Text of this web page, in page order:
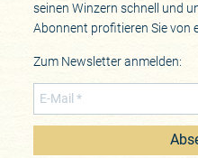
seinen Winzern schnell und
Abonnent profitieren Sie von
Zum Newsletter anmelden: